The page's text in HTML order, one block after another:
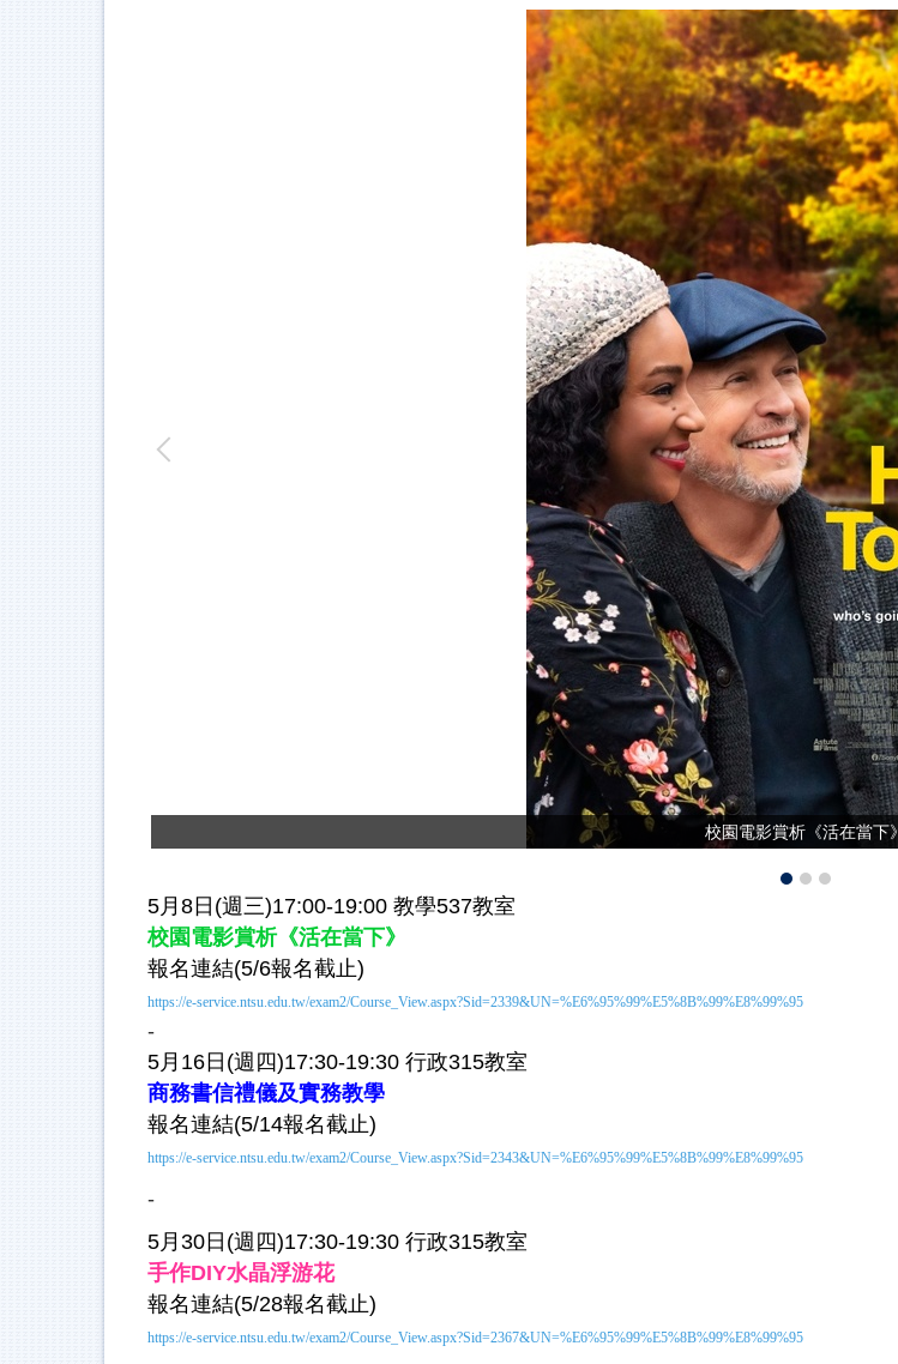
校園電影賞析《活在當下》
5月8日(週三)17:00-19:00 教學537教室
校園電影賞析《活在當下》
報名連結(5/6報名截止)
https://e-service.ntsu.edu.tw/exam2/Course_View.aspx?Sid=2339&UN=%E6%95%99%E5%8B%99%E8%99%95
-
5月16日(週四)17:30-19:30 行政315教室
商務書信禮儀及實務教學
報名連結(5/14報名截止)
https://e-service.ntsu.edu.tw/exam2/Course_View.aspx?Sid=2343&UN=%E6%95%99%E5%8B%99%E8%99%95
-
5月30日(週四)17:30-19:30 行政315教室
手作DIY水晶浮游花
報名連結(5/28報名截止)
https://e-service.ntsu.edu.tw/exam2/Course_View.aspx?Sid=2367&UN=%E6%95%99%E5%8B%99%E8%99%95